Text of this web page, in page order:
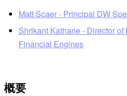
Matt Scaer - Principal DW
Shrikant Kathane - Director
Financial Engines
概要